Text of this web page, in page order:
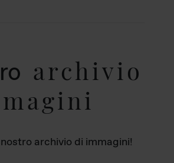
archivio
archivio di immagini!